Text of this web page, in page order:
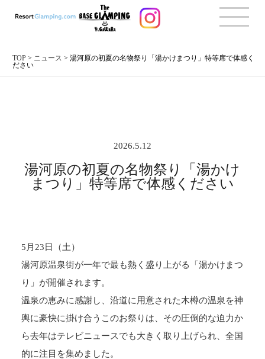
TOP > ニュース >湯河原の初夏の名物祭り「湯かけまつり」特等席で体感く
ださい
2026.5.12
湯河原の初夏の名物祭り「湯かけ
まつり」特等席で体感ください
5月23日（土）
湯河原温泉街が一年で最も熱く盛り上がる「湯かけまつ
り」が開催されます。
温泉の恵みに感謝し、沿道に用意された木樽の温泉を神
輿に豪快に掛け合うこのお祭りは、その圧倒的な迫力か
ら去年はテレビニュースでも大きく取り上げられ、全国
的に注目を集めました。